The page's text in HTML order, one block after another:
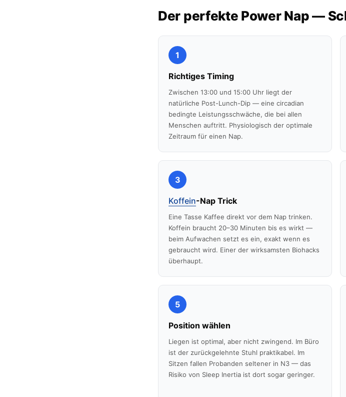
Der perfekte Power Nap —
1
Richtiges Timing
Zwischen 13:00 und 15:00 Uhr liegt der
natürliche Post-Lunch-Dip — eine circadian
bedingte Leistungsschwäche, die bei allen
Menschen auftritt. Physiologisch der optimale
Zeitraum für einen Nap.
3
Koffein-Nap Trick
Eine Tasse Kaffee direkt vor dem Nap trinken.
Koffein braucht 20–30 Minuten bis es wirkt —
beim Aufwachen setzt es ein, exakt wenn es
gebraucht wird. Einer der wirksamsten Biohacks
überhaupt.
5
Position wählen
Liegen ist optimal, aber nicht zwingend. Im Büro
ist der zurückgelehnte Stuhl praktikabel. Im
Sitzen fallen Probanden seltener in N3 — das
Risiko von Sleep Inertia ist dort sogar geringer.